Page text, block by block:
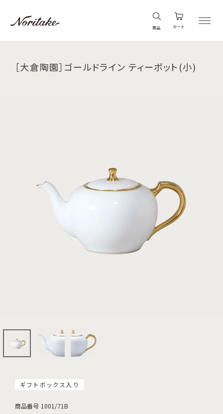
商品 カート
［大倉陶園］ゴールドライン ティーポット(小)
ギフトボックス入り
商品番号 1001/71B